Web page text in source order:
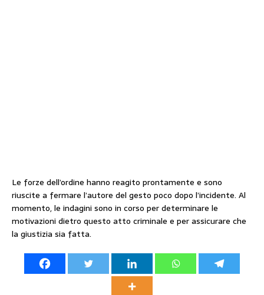
Le forze dell’ordine hanno reagito prontamente e sono
riuscite a fermare l’autore del gesto poco dopo l’incidente. Al
momento, le indagini sono in corso per determinare le
motivazioni dietro questo atto criminale e per assicurare che
la giustizia sia fatta.